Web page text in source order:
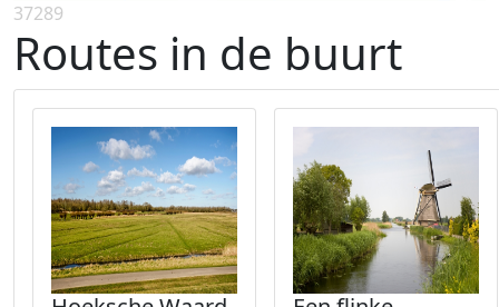
37289
Routes in de buurt